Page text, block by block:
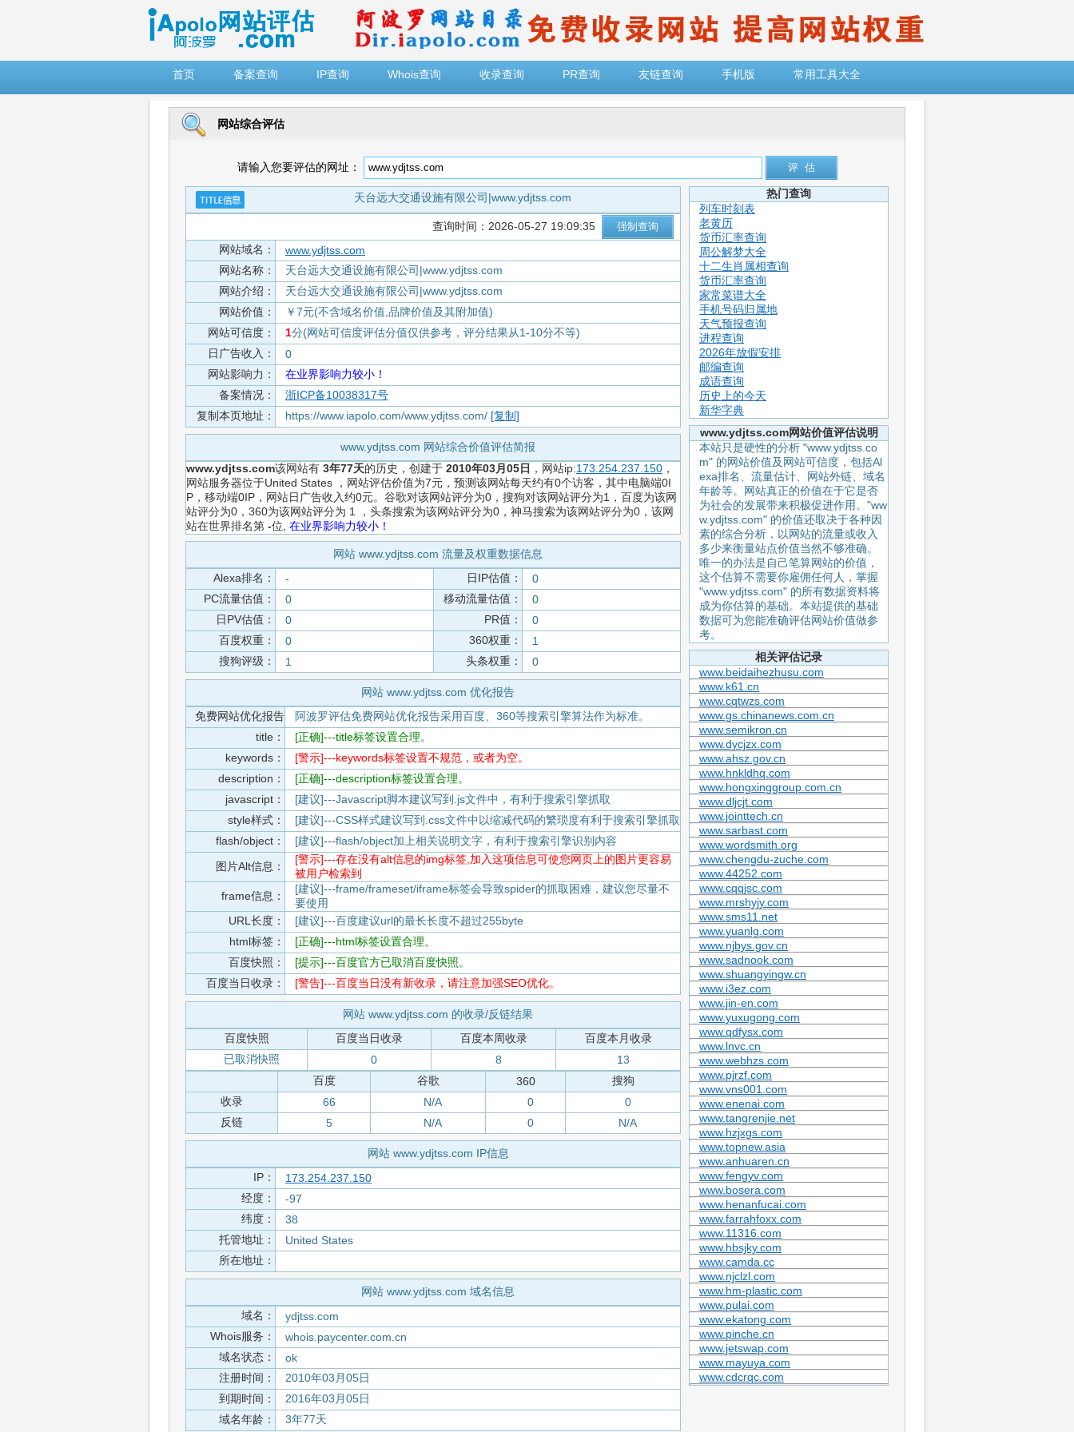
首页
备案查询 IP查询 Whois查询 收录查询 PR查询 友链查询 手机版 常用工具大全
网站综合评估
请输入您要评估的网址：
天台远大交通设施有限公司|www.ydjtss.com
查询时间：2026-05-27 19:09:35
网站域名：
www.ydjtss.com
网站名称：
天台远大交通设施有限公司|www.ydjtss.com
网站介绍：
天台远大交通设施有限公司|www.ydjtss.com
网站价值：
￥7元(不含域名价值,品牌价值及其附加值)
网站可信度：
1分(网站可信度评估分值仅供参考，评分结果从1-10分不等)
日广告收入：
0
网站影响力：
在业界影响力较小！
备案情况：
浙ICP备10038317号
复制本页地址：
https://www.iapolo.com/www.ydjtss.com/ [复制]
www.ydjtss.com 网站综合价值评估简报
www.ydjtss.com该网站有 3年77天的历史，创建于 2010年03月05日 ，网站ip:173.254.237.150 ，
网站服务器位于United States ，网站评估价值为7元，预测该网站每天约有0个访客，其中电脑端0I
P，移动端0IP，网站日广告收入约0元。谷歌对该网站评分为0，搜狗对该网站评分为1，百度为该网
站评分为0，360为该网站评分为 1 ，头条搜索为该网站评分为0，神马搜索为该网站评分为0，该网
站在世界排名第 -位, 在业界影响力较小！
网站 www.ydjtss.com 流量及权重数据信息
Alexa排名：
- 日IP估值：
0
PC流量估值：
0 移动流量估值：
0
日PV估值：
0 PR值：
0
百度权重：
0 360权重：
1
搜狗评级：
1 头条权重： 0
网站 www.ydjtss.com 优化报告
免费网站优化报告
阿波罗评估免费网站优化报告采用百度、360等搜索引擎算法作为标准。
title：
[正确]---title标签设置合理。
keywords：
[警示]---keywords标签设置不规范，或者为空。
description：
[正确]---description标签设置合理。
javascript：
[建议]---Javascript脚本建议写到.js文件中，有利于搜索引擎抓取
style样式：
[建议]---CSS样式建议写到.css文件中以缩减代码的繁琐度有利于搜索引擎抓取
flash/object：
[建议]---flash/object加上相关说明文字，有利于搜索引擎识别内容
图片Alt信息：
[警示]---存在没有alt信息的img标签,加入这项信息可使您网页上的图片更容易
被用户检索到
frame信息：
[建议]---frame/frameset/iframe标签会导致spider的抓取困难，建议您尽量不
要使用
URL长度：
[建议]---百度建议url的最长长度不超过255byte
html标签：
[正确]---html标签设置合理。
百度快照：
[提示]---百度官方已取消百度快照。
百度当日收录：
[警告]---百度当日没有新收录，请注意加强SEO优化。
网站 www.ydjtss.com 的收录/反链结果
百度快照
百度当日收录 百度本周收录
百度本月收录
已取消快照
0 8
13
百度
谷歌 360
搜狗
收录
66 N/A 0
0
反链
5 N/A 0 N/A
网站 www.ydjtss.com IP信息
IP：
173.254.237.150
经度：
-97
纬度：
38
托管地址：
United States
所在地址：
网站 www.ydjtss.com 域名信息
域名：
ydjtss.com
Whois服务：
whois.paycenter.com.cn
域名状态：
ok
注册时间：
2010年03月05日
到期时间：
2016年03月05日
域名年龄：
3年77天
热门查询
列车时刻表
老黄历
货币汇率查询
周公解梦大全
十二生肖属相查询
货币汇率查询
家常菜谱大全
手机号码归属地
天气预报查询
进程查询
2026年放假安排
邮编查询
成语查询
历史上的今天
新华字典
www.ydjtss.com网站价值评估说明
本站只是硬性的分析 "www.ydjtss.co
m" 的网站价值及网站可信度，包括Al
exa排名、流量估计、网站外链、域名
年龄等。网站真正的价值在于它是否
为社会的发展带来积极促进作用。"ww
w.ydjtss.com" 的价值还取决于各种因
素的综合分析，以网站的流量或收入
多少来衡量站点价值当然不够准确。
唯一的办法是自己笔算网站的价值，
这个估算不需要你雇佣任何人，掌握
"www.ydjtss.com" 的所有数据资料将
成为你估算的基础。本站提供的基础
数据可为您能准确评估网站价值做参
考。
相关评估记录
www.beidaihezhusu.com
www.k61.cn
www.cqtwzs.com
www.gs.chinanews.com.cn
www.semikron.cn
www.dycjzx.com
www.ahsz.gov.cn
www.hnkldhq.com
www.hongxinggroup.com.cn
www.dljcjt.com
www.jointtech.cn
www.sarbast.com
www.wordsmith.org
www.chengdu-zuche.com
www.44252.com
www.cqqjsc.com
www.mrshyjy.com
www.sms11.net
www.yuanlg.com
www.njbys.gov.cn
www.sadnook.com
www.shuangyingw.cn
www.i3ez.com
www.jin-en.com
www.yuxugong.com
www.qdfysx.com
www.lnvc.cn
www.webhzs.com
www.pjrzf.com
www.vns001.com
www.enenai.com
www.tangrenjie.net
www.hzjxgs.com
www.topnew.asia
www.anhuaren.cn
www.fengyv.com
www.bosera.com
www.henanfucai.com
www.farrahfoxx.com
www.11316.com
www.hbsjky.com
www.camda.cc
www.njclzl.com
www.hm-plastic.com
www.pulai.com
www.ekatong.com
www.pinche.cn
www.jetswap.com
www.mayuya.com
www.cdcrqc.com